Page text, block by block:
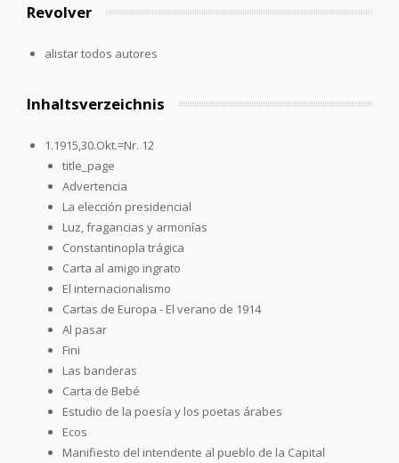
Revolver
alistar todos autores
Inhaltsverzeichnis
1.1915,30.Okt.=Nr. 12
title_page
Advertencia
La elección presidencial
Luz, fragancias y armonías
Constantinopla trágica
Carta al amigo ingrato
El internacionalismo
Cartas de Europa - El verano de 1914
Al pasar
Fini
Las banderas
Carta de Bebé
Estudio de la poesía y los poetas árabes
Ecos
Manifiesto del intendente al pueblo de la Capital